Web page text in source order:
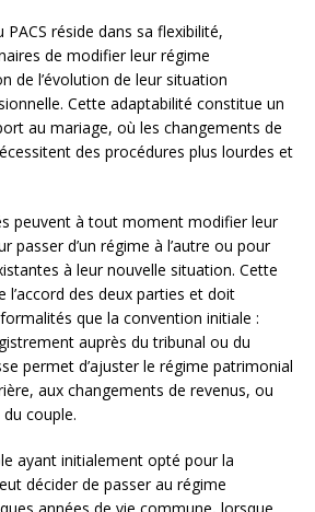
PACS réside dans sa flexibilité,
de modifier leur régime
de l’évolution de leur situation
Cette adaptabilité constitue un
au mariage, où les changements de
des procédures plus lourdes et
peuvent à tout moment modifier leur
passer d’un régime à l’autre ou pour
à leur nouvelle situation. Cette
l’accord des deux parties et doit
que la convention initiale :
auprès du tribunal ou du
permet d’ajuster le régime patrimonial
aux changements de revenus, ou
couple.
ayant initialement opté pour la
décider de passer au régime
années de vie commune, lorsque